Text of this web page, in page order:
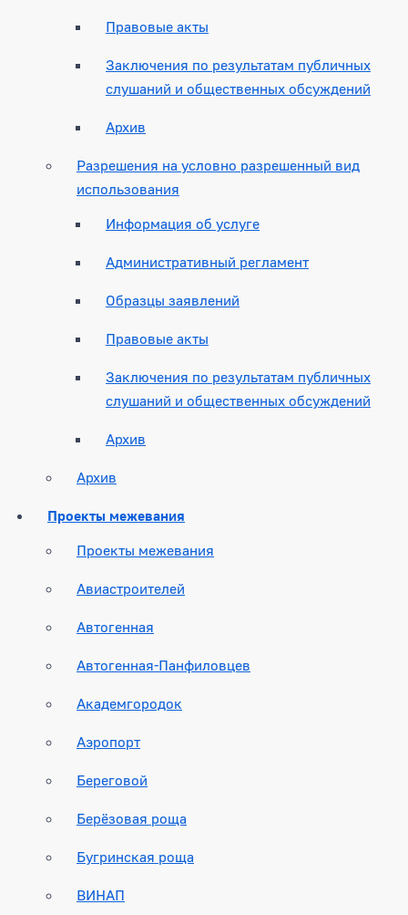
Правовые акты
Заключения по результатам публичных
слушаний и общественных обсуждений
Архив
Разрешения на условно разрешенный вид
использования
Информация об услуге
Административный регламент
Образцы заявлений
Правовые акты
Заключения по результатам публичных
слушаний и общественных обсуждений
Архив
Архив
Проекты межевания
Проекты межевания
Авиастроителей
Автогенная
Автогенная-Панфиловцев
Академгородок
Аэропорт
Береговой
Берёзовая роща
Бугринская роща
ВИНАП